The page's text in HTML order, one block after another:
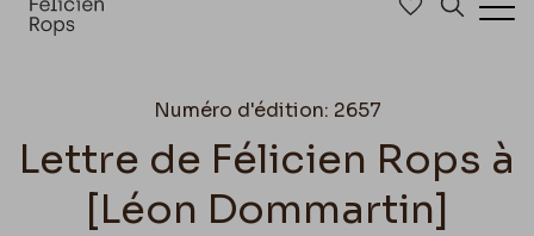
Accéder à
Numéro d'édition: 2657
Lettre de Félicien Rops à
[Léon Dommartin]